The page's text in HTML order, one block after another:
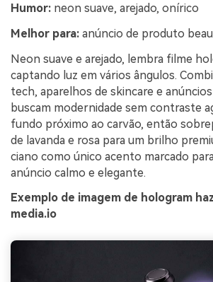
Humor: neon suave, arejado, onírico
Melhor para: anúncio de produto
Neon suave e arejado, lembra filme
captando luz em vários ângulos.
tech, aparelhos de skincare e
buscam modernidade sem contraste
fundo próximo ao carvão, então
de lavanda e rosa para um brilho
ciano como único acento marcado
anúncio calmo e elegante.
Exemplo de imagem de hologram
media.io